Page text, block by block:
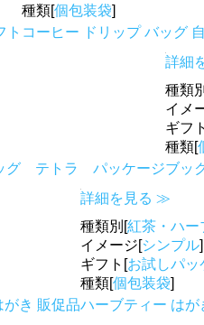
ト
種類[個包装袋]
コーヒー ドリップ バッグ
グ テトラ パッケージ
詳細
種類
イメ
ギフ
種類[
ブッ
がき 販促品
詳細を見る ≫
種類別[紅茶・ハー
イメージ[シンプル]
ギフト[お試しパッ
種類[個包装袋]
ハーブティー はが